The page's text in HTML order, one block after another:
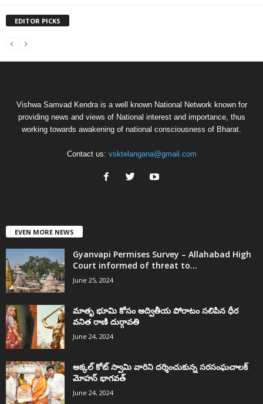
EDITOR PICKS
Vishwa Samvad Kendra is a well known National Network known for
providing news and views of National interest and importance, thus
working towards awakening of national consciousness of Bharat.
Contact us: vsktelangana@gmail.com
EVEN MORE NEWS
Gyanvapi Permises Survey – Allahabad High
Court informed of threat to...
June 25, 2024
మాతృ భూమి కోసం అద్వితీయ పోరాటం సలిపిన ధీర
వనిత రాణి దుర్గావతి
June 24, 2024
అక్కల్‌ కోట్‌ స్వామి వారిని దర్శించుకున్న సరసంఘచాలక్
మోహన్ భాగవత్
June 24, 2024